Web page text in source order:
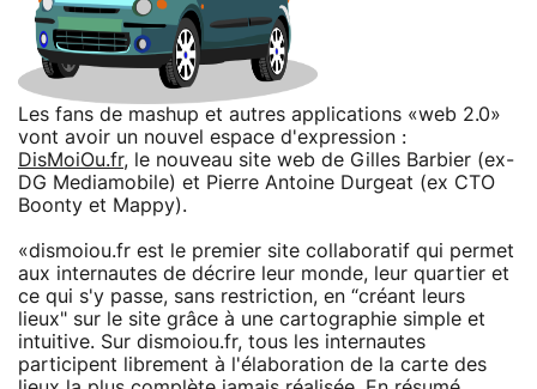
Les fans de mashup et autres applications «web 2.0»
vont avoir un nouvel espace d'expression :
DisMoiOu.fr, le nouveau site web de Gilles Barbier (ex-
DG Mediamobile) et Pierre Antoine Durgeat (ex CTO
Boonty et Mappy).
«dismoiou.fr est le premier site collaboratif qui permet
aux internautes de décrire leur monde, leur quartier et
ce qui s'y passe, sans restriction, en “créant leurs
lieux" sur le site grâce à une cartographie simple et
intuitive. Sur dismoiou.fr, tous les internautes
participent librement à l'élaboration de la carte des